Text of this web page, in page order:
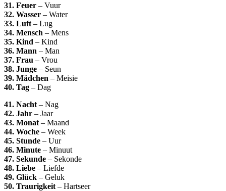
31. Feuer – Vuur
32. Wasser – Water
33. Luft – Lug
34. Mensch – Mens
35. Kind – Kind
36. Mann – Man
37. Frau – Vrou
38. Junge – Seun
39. Mädchen – Meisie
40. Tag – Dag
41. Nacht – Nag
42. Jahr – Jaar
43. Monat – Maand
44. Woche – Week
45. Stunde – Uur
46. Minute – Minuut
47. Sekunde – Sekonde
48. Liebe – Liefde
49. Glück – Geluk
50. Traurigkeit – Hartseer